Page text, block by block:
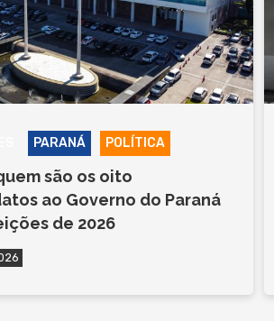
PARANÁ POLÍTICA
são os oito
ao Governo do Paraná
de 2026